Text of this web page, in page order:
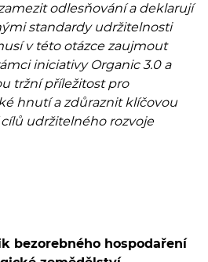
odlesňování a deklarují
standardy udržitelnosti
v této otázce zaujmout
iniciativy Organic 3.0 a
tržní příležitost pro
hnutí a zdůraznit klíčovou
udržitelného rozvoje
bezorebného hospodaření